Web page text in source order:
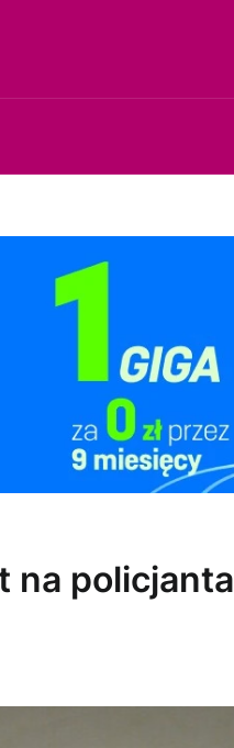
na policjanta